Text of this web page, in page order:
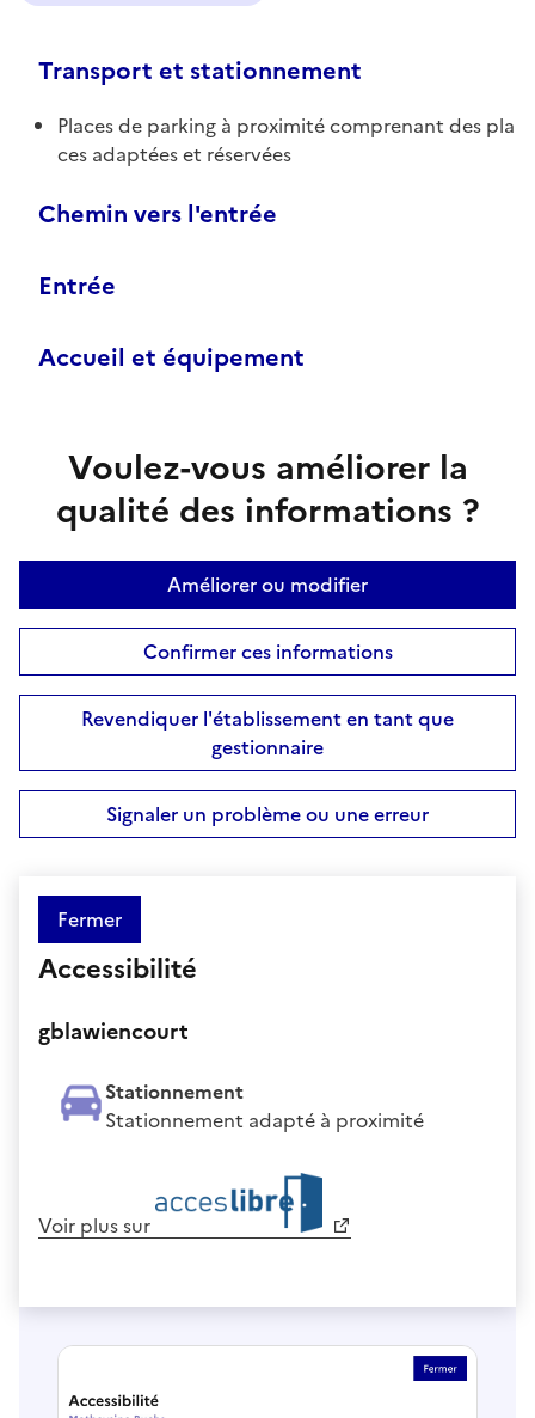
Transport et stationnement
Places de parking à proximité comprenant des pla
ces adaptées et réservées
Chemin vers l'entrée
Entrée
Accueil et équipement
Voulez-vous améliorer la
qualité des informations ?
Améliorer ou modifier
Confirmer ces informations
Revendiquer l'établissement en tant que
gestionnaire
Signaler un problème ou une erreur
Fermer
Accessibilité
gblawiencourt
Stationnement
Stationnement adapté à proximité
Voir plus sur